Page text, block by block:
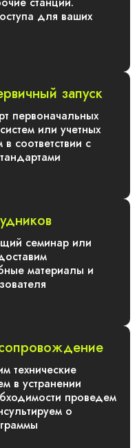
для ваших
запуск
первоначальных
или учетных
соответствии с
семинар или
материалы и
технические
в устранении
проведем
о